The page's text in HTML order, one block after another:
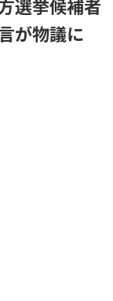
選挙候補者
が物議に